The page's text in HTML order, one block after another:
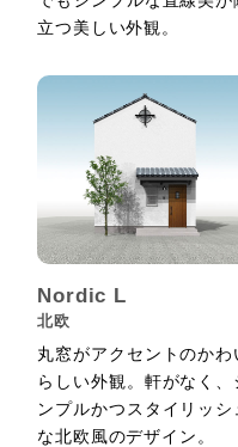
立つ美しい外観。
Nordic L
北欧
丸窓がアクセントのかわ
らしい外観。軒がなく、
ンプルかつスタイリッシ
な北欧風のデザイン。